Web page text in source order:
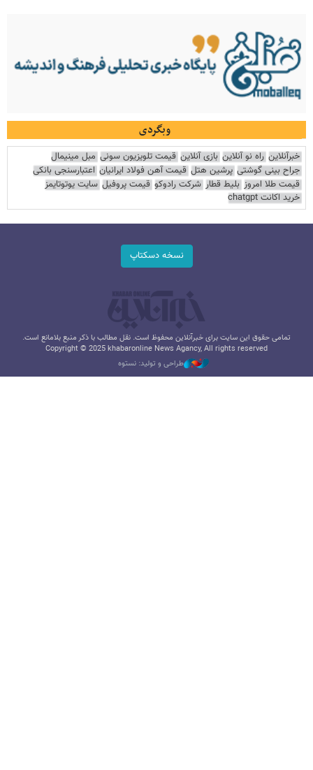
وبگردی
خبرآنلاین راه نو آنلاین بازی آنلاین قیمت تلویزیون سونی مبل مینیمال
جراح بینی گوشتی پرشین هتل قیمت آهن فولاد ایرانیان اعتبارسنجی بانکی
قیمت طلا امروز بلیط قطار شرکت رادوکو قیمت پروفیل سایت یوتوتایمز
خرید اکانت chatgpt
نسخه دسکتاپ
تمامی حقوق این سایت برای خبرآنلاین محفوظ است. نقل مطالب با ذکر منبع بلامانع است.
Copyright © 2025 khabaronline News Agancy, All rights reserved
طراحی و تولید: نستوه